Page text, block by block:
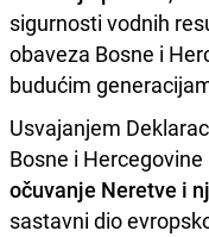
sigurnosti vodnih
obaveza Bosne i
budućim
Usvajanjem
Bosne i
očuvanje Neretve i
sastavni dio